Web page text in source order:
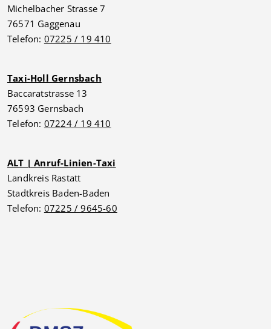
Michelbacher Strasse 7
76571 Gaggenau
Telefon: 07225 / 19 410
Taxi-Holl Gernsbach
Baccaratstrasse 13
76593 Gernsbach
Telefon: 07224 / 19 410
ALT | Anruf-Linien-Taxi
Landkreis Rastatt
Stadtkreis Baden-Baden
Telefon: 07225 / 9645-60